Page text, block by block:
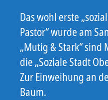
Das wohl erste
Pastor“ wurde am
„Mutig & Stark“ sind
die „Soziale Stadt
Zur Einweihung an
Baum.